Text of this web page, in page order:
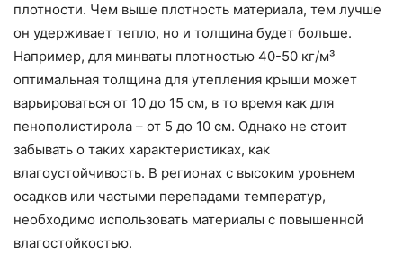
плотности. Чем выше плотность материала, тем лучше
он удерживает тепло, но и толщина будет больше.
Например, для минваты плотностью 40-50 кг/м³
оптимальная толщина для утепления крыши может
варьироваться от 10 до 15 см, в то время как для
пенополистирола – от 5 до 10 см. Однако не стоит
забывать о таких характеристиках, как
влагоустойчивость. В регионах с высоким уровнем
осадков или частыми перепадами температур,
необходимо использовать материалы с повышенной
влагостойкостью.